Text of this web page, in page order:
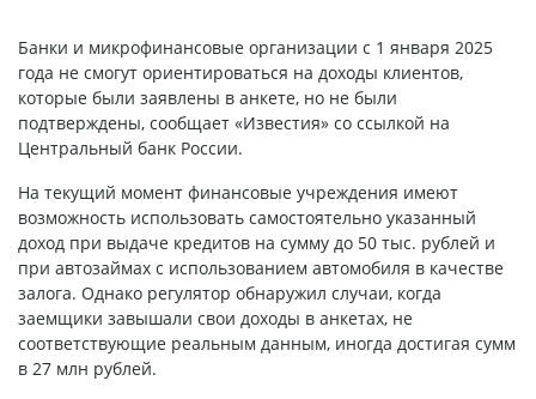
Банки и микрофинансовые организации с 1 января 2025
года не смогут ориентироваться на доходы клиентов,
которые были заявлены в анкете, но не были
подтверждены, сообщает «Известия» со ссылкой на
Центральный банк России.
На текущий момент финансовые учреждения имеют
возможность использовать самостоятельно указанный
доход при выдаче кредитов на сумму до 50 тыс. рублей и
при автозаймах с использованием автомобиля в качестве
залога. Однако регулятор обнаружил случаи, когда
заемщики завышали свои доходы в анкетах, не
соответствующие реальным данным, иногда достигая сумм
в 27 млн рублей.